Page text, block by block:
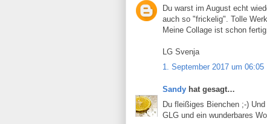
Du warst im August echt
auch so "frickelig". Tolle
Meine Collage ist schon
LG Svenja
1. September 2017 um 06:05
Sandy hat gesagt…
Du fleißiges Bienchen ;-)
GLG und ein wunderbares